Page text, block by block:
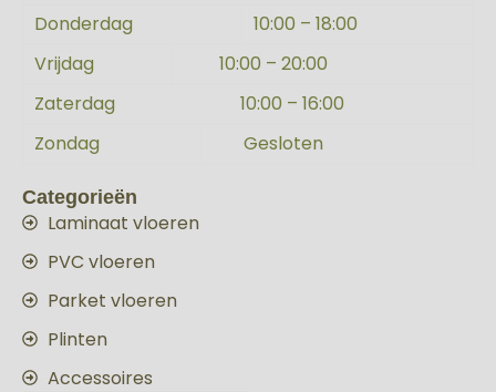
Donderdag
10:00 – 18:00
Vrijdag
10:00 – 20:00
Zaterdag
10:00 – 16:00
Zondag
Gesloten
Categorieën
Laminaat vloeren
PVC vloeren
Parket vloeren
Plinten
Accessoires